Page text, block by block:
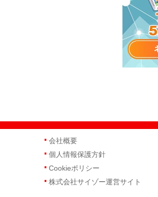
会社概要
個人情報保護方針
Cookieポリシー
株式会社サイゾー運営サイト